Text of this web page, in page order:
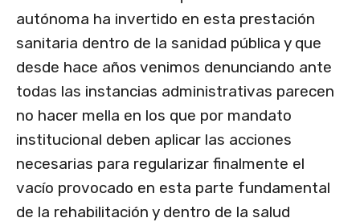
autónoma ha invertido en esta prestación
sanitaria dentro de la sanidad pública y que
desde hace años venimos denunciando ante
todas las instancias administrativas parecen
no hacer mella en los que por mandato
institucional deben aplicar las acciones
necesarias para regularizar finalmente el
vacío provocado en esta parte fundamental
de la rehabilitación y dentro de la salud